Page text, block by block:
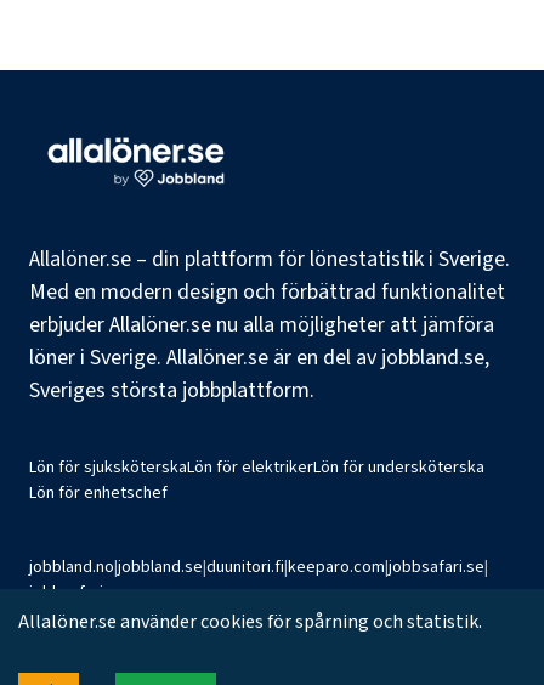
Allalöner.se – din plattform för lönestatistik i Sverige.
Med en modern design och förbättrad funktionalitet
erbjuder Allalöner.se nu alla möjligheter att jämföra
löner i Sverige. Allalöner.se är en del av jobbland.se,
Sveriges största jobbplattform.
Lön för sjuksköterskaLön för elektrikerLön för undersköterska
Lön för enhetschef
jobbland.no|jobbland.se|duunitori.fi|keeparo.com|jobbsafari.se|
jobbsafari.no
©2026 Jobbland AB
Allalöner.se använder cookies för spårning och statistik.